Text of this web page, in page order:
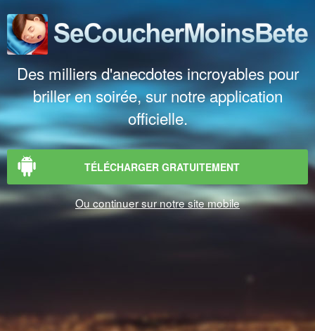
Des milliers d'anecdotes incroyables pour
briller en soirée, sur notre application
officielle.
TÉLÉCHARGER GRATUITEMENT
Ou continuer sur notre site mobile